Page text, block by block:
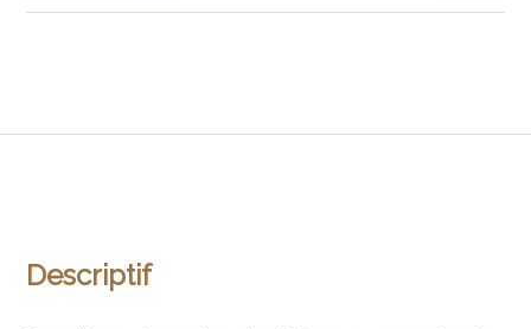
Descriptif